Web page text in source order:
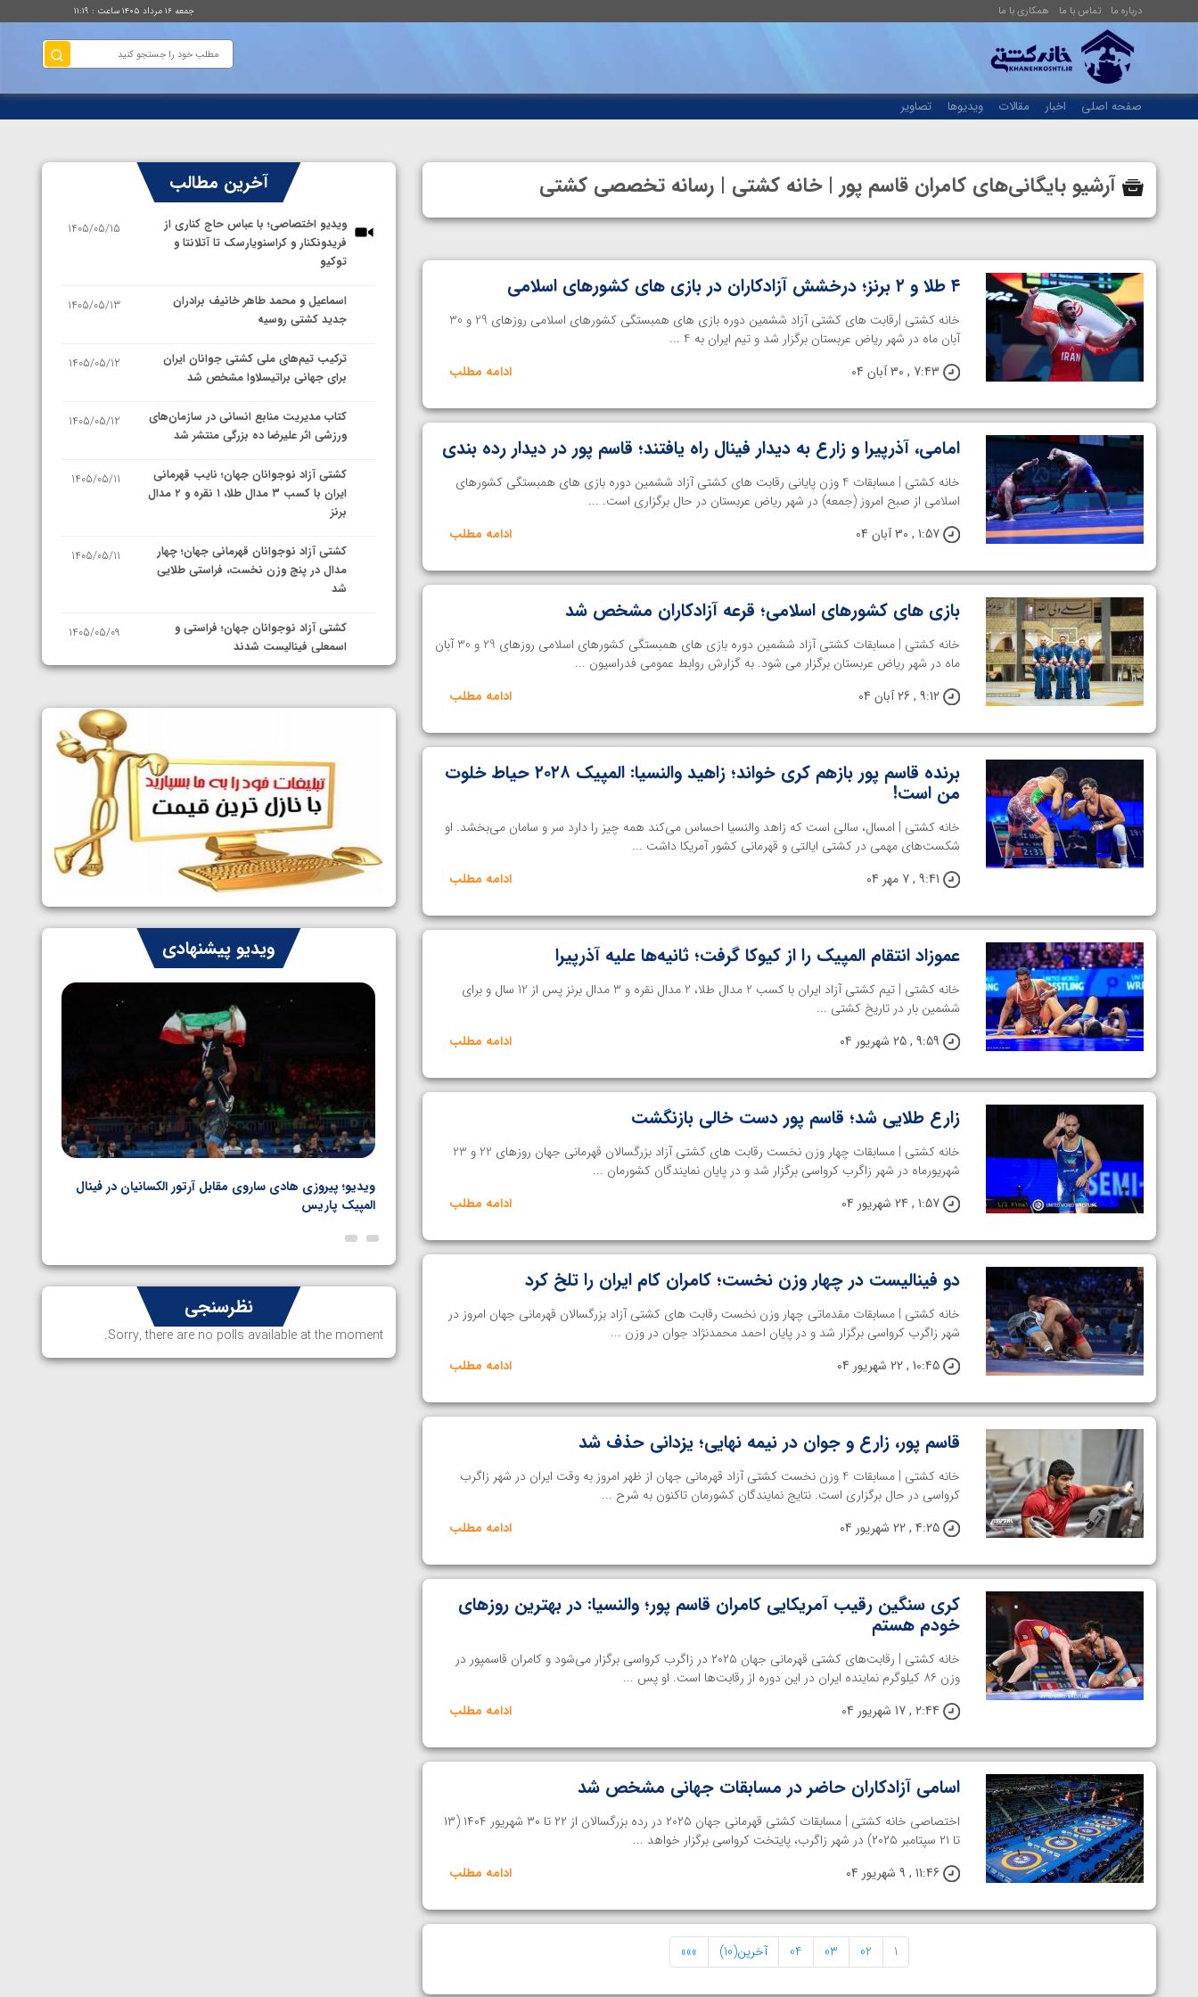
درباره ما تماس با ما همکاری با ما جمعه ۱۶ مرداد ۱۴۰۵ ساعت : ۱۱:۱۹
صفحه اصلی اخبار مقالات ویدیوها تصاویر
آرشیو بایگانی‌های کامران قاسم پور | خانه کشتی | رسانه تخصصی کشتی
۴ طلا و ۲ برنز؛ درخشش آزادکاران در بازی های کشورهای اسلامی
خانه کشتی |رقابت های کشتی آزاد ششمین دوره بازی های همبستگی کشورهای اسلامی روزهای 29 و 30
آبان ماه در شهر ریاض عربستان برگزار شد و تیم ایران به 4 ...
7:43 , 30 آبان 04
ادامه مطلب
امامی، آذرپیرا و زارع به دیدار فینال راه یافتند؛ قاسم پور در دیدار رده بندی
خانه کشتی | مسابقات 4 وزن پایانی رقابت های کشتی آزاد ششمین دوره بازی های همبستگی کشورهای
اسلامی از صبح امروز (جمعه) در شهر ریاض عربستان در حال برگزاری است. ...
1:57 , 30 آبان 04
ادامه مطلب
بازی های کشورهای اسلامی؛ قرعه آزادکاران مشخص شد
خانه کشتی | مسابقات کشتی آزاد ششمین دوره بازی های همبستگی کشورهای اسلامی روزهای 29 و 30 آبان
ماه در شهر ریاض عربستان برگزار می شود. به گزارش روابط عمومی فدراسیون ...
9:12 , 26 آبان 04
ادامه مطلب
برنده قاسم‌ پور بازهم کری خواند؛ زاهید والنسیا: المپیک ۲۰۲۸ حیاط خلوت
من است!
خانه کشتی | امسال، سالی است که زاهد والنسیا احساس می‌کند همه چیز را دارد سر و سامان می‌بخشد. او
شکست‌های مهمی در کشتی ایالتی و قهرمانی کشور آمریکا داشت ...
9:41 , 7 مهر 04
ادامه مطلب
عموزاد انتقام المپیک را از کیوکا گرفت؛ ثانیه‌ها علیه آذرپیرا
خانه کشتی | تیم کشتی آزاد ایران با کسب 2 مدال طلا، 2 مدال نقره و 3 مدال برنز پس از 12 سال و برای
ششمین بار در تاریخ کشتی ...
9:59 , 25 شهریور 04
ادامه مطلب
زارع طلایی شد؛ قاسم پور دست خالی بازنگشت
خانه کشتی | مسابقات چهار وزن نخست رقابت های کشتی آزاد بزرگسالان قهرمانی جهان روزهای 22 و 23
شهریورماه در شهر زاگرب کرواسی برگزار شد و در پایان نمایندگان کشورمان ...
1:57 , 24 شهریور 04
ادامه مطلب
دو فینالیست در چهار وزن نخست؛ کامران کام ایران را تلخ کرد
خانه کشتی | مسابقات مقدماتی چهار وزن نخست رقابت های کشتی آزاد بزرگسالان قهرمانی جهان امروز در
شهر زاگرب کرواسی برگزار شد و در پایان احمد محمدنژاد جوان در وزن ...
10:45 , 22 شهریور 04
ادامه مطلب
قاسم پور، زارع و جوان در نیمه نهایی؛ یزدانی حذف شد
خانه کشتی | مسابقات 4 وزن نخست کشتی آزاد قهرمانی جهان از ظهر امروز به وقت ایران در شهر زاگرب
کرواسی در حال برگزاری است. نتایج نمایندگان کشورمان تاکنون به شرح ...
4:25 , 22 شهریور 04
ادامه مطلب
کری سنگین رقیب آمریکایی کامران قاسم پور؛ والنسیا: در بهترین روزهای
خودم هستم
خانه کشتی | رقابت‌های کشتی قهرمانی جهان ۲۰۲۵ در زاگرب کرواسی برگزار می‌شود و کامران قاسمپور در
وزن ۸۶ کیلوگرم نماینده ایران در این دوره از رقابت‌ها است. او پس ...
2:44 , 17 شهریور 04
ادامه مطلب
اسامی آزادکاران حاضر در مسابقات جهانی مشخص شد
اختصاصی خانه کشتی | مسابقات کشتی قهرمانی جهان ۲۰۲۵ در رده بزرگسالان از ۲۲ تا ۳۰ شهریور ۱۴۰۴ (۱۳
تا ۲۱ سپتامبر ۲۰۲۵) در شهر زاگرب، پایتخت کرواسی برگزار خواهد ...
11:46 , 9 شهریور 04
ادامه مطلب
1
02
03
04 آخرین(10) »»»
آخرین مطالب
ویدیو اختصاصی؛ با عباس حاج کناری از
فریدونکنار و کراسنویارسک تا آتلانتا و
توکیو
1405/05/15
اسماعیل و محمد طاهر خانیف برادران
جدید کشتی روسیه
1405/05/13
ترکیب تیم‌های ملی کشتی جوانان ایران
برای جهانی براتیسلاوا مشخص شد
1405/05/12
کتاب مدیریت منابع انسانی در سازمان‌های
ورزشی اثر علیرضا ده بزرگی منتشر شد
1405/05/12
کشتی آزاد نوجوانان جهان؛ نایب قهرمانی
ایران با کسب ۳ مدال طلا، ۱ نقره و ۲ مدال
برنز
1405/05/11
کشتی آزاد نوجوانان قهرمانی جهان؛ چهار
مدال در پنج وزن نخست، فراستی طلایی
شد
1405/05/11
کشتی آزاد نوجوانان جهان؛ فراستی و
اسمعلی فینالیست شدند
1405/05/09
نمایندگان ایران مشخص شدند
سوم برای ایران
1405/05/07
ایران چشم به راه چهار مدال در پنج وزن
دوم کشتی فرنگی نوجوانان جهان
1405/05/06
ویدیو پیشنهادی
امین میرزازاده
ویدیو؛ باخت امین کاویانی نژاد مقابل مالخاز آمویان از
ارمنستان
ویدیو؛ پیروزی هادی ساروی مقابل آرتور الکسانیان در فینال
المپیک پاریس
نظرسنجی
Sorry, there are no polls available at the moment.